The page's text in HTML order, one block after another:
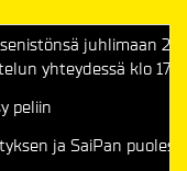
juhlimaan
yhteydessä klo
peliin
ja SaiPan